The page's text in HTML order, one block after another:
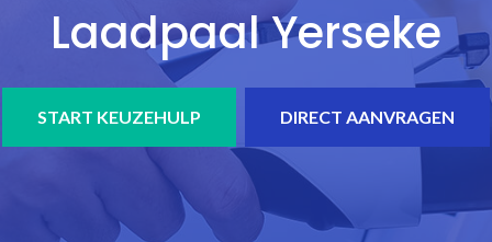
Laadpaal Yerseke
START KEUZEHULP DIRECT AANVRAGEN